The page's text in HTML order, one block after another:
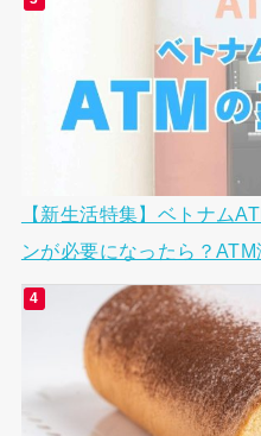
【新生活特集】ベトナム
ンが必要になったら？